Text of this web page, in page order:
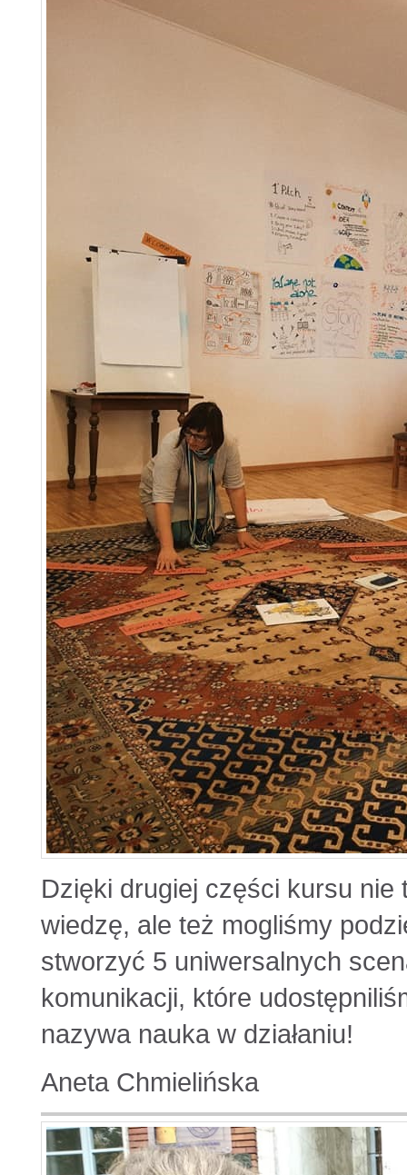
Dzięki drugiej części kursu
wiedzę, ale też mogliśmy
stworzyć 5 uniwersalnych
komunikacji, które
nazywa nauka w działaniu!
Aneta Chmielińska